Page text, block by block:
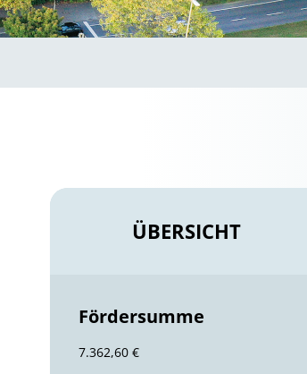
ÜBERSICHT
Fördersumme
7.362,60 €